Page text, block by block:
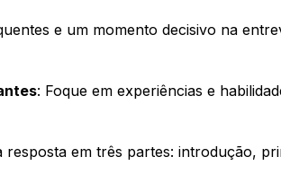
e um momento decisivo na
: Foque em experiências e
resposta em três partes: introdução,